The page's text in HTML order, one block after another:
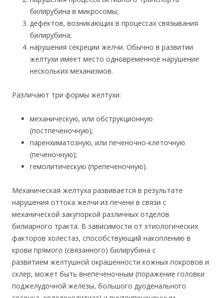
билирубина в микросомы;
дефектов, возникающих в процессах связывания
билирубина;
нарушения секреции желчи. Обычно в развитии
желтухи имеет место одновременное нарушение
нескольких механизмов.
Различают три формы желтухи:
механическую, или обструкционную
(постпеченочную);
паренхиматозную, или печеночно-клеточную
(печеночную);
гемолитическую (препеченочную).
Механическая желтуха развивается в результате
нарушения оттока желчи из печени в связи с
механической закупоркой различных отделов
билиарного тракта. В зависимости от этиологических
факторов холестаз, способствующий накоплению в
крови прямого (связанного) билирубина с
развитием желтушной окрашенности кожных покровов и
склер, может быть внепеченочным (поражение головки
поджелудочной железы, большого дуоденального